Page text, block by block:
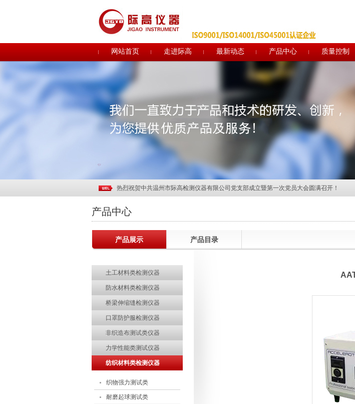
网站首页 走进际高 最新动态 产品中心 质量控制
关于电子印章作废声明
关于部分土工合成材料产品CRCC认证实施规则及实施方案修订的说明
行业观察 | 中国纺联领导调研部分土工建筑材料企业
热烈祝贺温州际高通过“浙江制造”品字标认证！
质量诚信报告
热烈祝贺温州际高2017"迎新年.聚团队"拓展活动取得圆满成功
热烈欢迎ISO9000质量管理体系认证专家组莅临指导
热烈祝贺中共温州市际高检测仪器有限公司党支部成立暨第一次党员大会圆满召开！
助力企业品牌建设—际高仪器新展示厅正式投入使用
温州际高2015精英拓展训练成功举行
关于电子印章作废声明
行业观察 | 中国纺联领导调研部分土工建筑材料企业
热烈祝贺温州际高通过“浙江制造”品字标认证！
质量诚信报告
热烈祝贺温州际高2017"迎新年.聚团队"拓展活动取得圆满成功
热烈欢迎ISO9000质量管理体系认证专家组莅临指导
热烈祝贺中共温州市际高检测仪器有限公司党支部成立暨第一次党员大会圆满召开！
温州际高2015精英拓展训练成功举行
产品中心
产品展示 产品目录
土工材料类检测仪器
防水材料类检测仪器
桥梁伸缩缝检测仪器
口罩防护服检测仪器
非织造布测试类仪器
力学性能类测试仪器
纺织材料类检测仪器
织物强力测试类
耐磨起球测试类